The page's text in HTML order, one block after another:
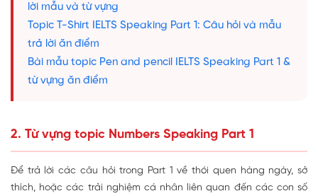
lời mẫu và từ vựng
Topic T-Shirt IELTS Speaking Part 1: Câu hỏi và mẫu
trả lời ăn điểm
Bài mẫu topic Pen and pencil IELTS Speaking Part 1 &
từ vựng ăn điểm
2. Từ vựng topic Numbers Speaking Part 1
Để trả lời các câu hỏi trong Part 1 về thói quen hàng ngày, sở
thích, hoặc các trải nghiệm cá nhân liên quan đến các con số